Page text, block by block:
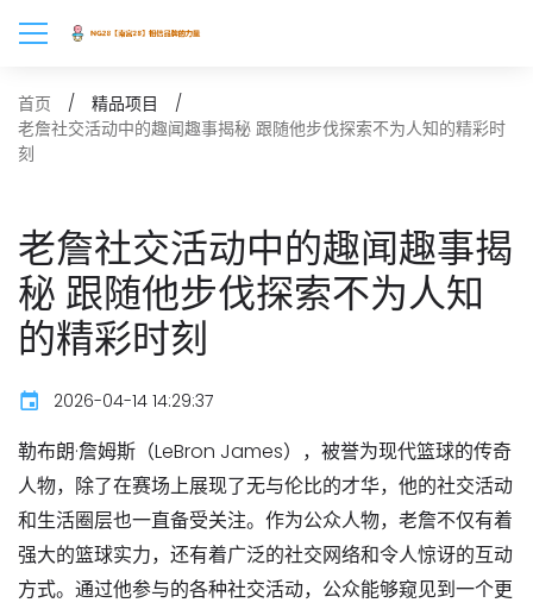
首页
精品项目
老詹社交活动中的趣闻趣事揭秘 跟随他步伐探索不为人知的精彩时
刻
老詹社交活动中的趣闻趣事揭
秘 跟随他步伐探索不为人知
的精彩时刻
2026-04-14 14:29:37
勒布朗·詹姆斯（LeBron James），被誉为现代篮球的传奇
人物，除了在赛场上展现了无与伦比的才华，他的社交活动
和生活圈层也一直备受关注。作为公众人物，老詹不仅有着
强大的篮球实力，还有着广泛的社交网络和令人惊讶的互动
方式。通过他参与的各种社交活动，公众能够窥见到一个更